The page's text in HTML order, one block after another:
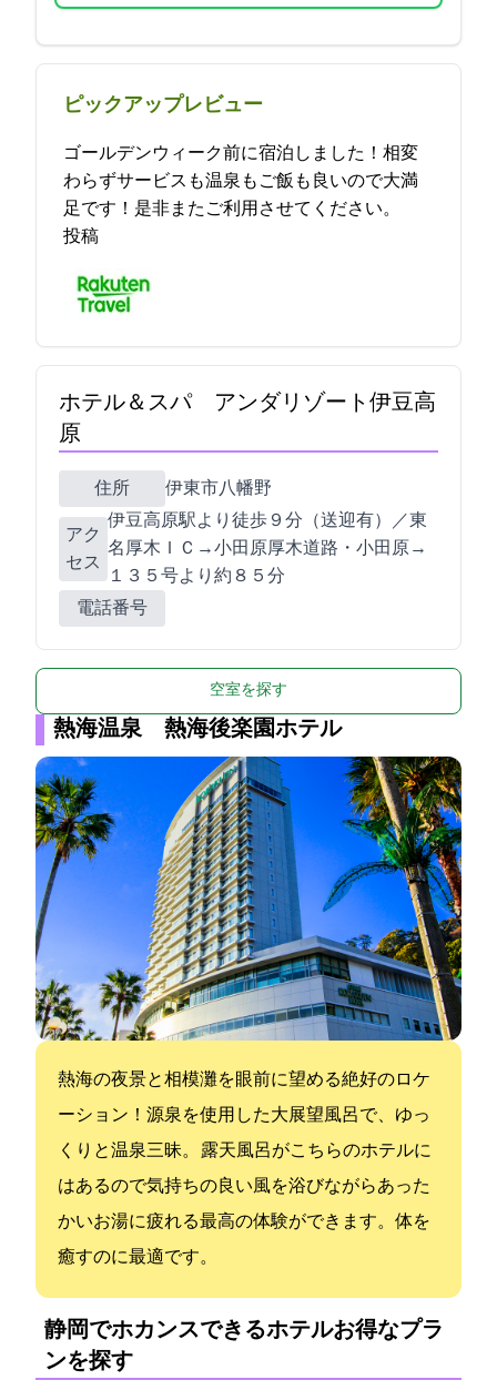
ピックアップレビュー
ゴールデンウィーク前に宿泊しました！相変
わらずサービスも温泉もご飯も良いので大満
足です！是非またご利用させてください。 2023-04-27 07:34:39
投稿
ホテル＆スパ アンダリゾート伊豆高
原
住所 伊東市八幡野1133
アク
セス
伊豆高原駅より徒歩９分（送迎有）／東
名厚木ＩＣ→小田原厚木道路・小田原IC→R
１３５号より約８５分
電話番号
空室を探す
熱海温泉 熱海後楽園ホテル
熱海の夜景と相模灘を眼前に望める絶好のロケ
ーション！源泉を使用した大展望風呂で、ゆっ
くりと温泉三昧。 露天風呂がこちらのホテルに
はあるので気持ちの良い風を浴びながらあった
かいお湯に疲れる最高の体験ができます。体を
癒すのに最適です。
静岡でホカンスできるホテル:お得なプラ
ンを探す